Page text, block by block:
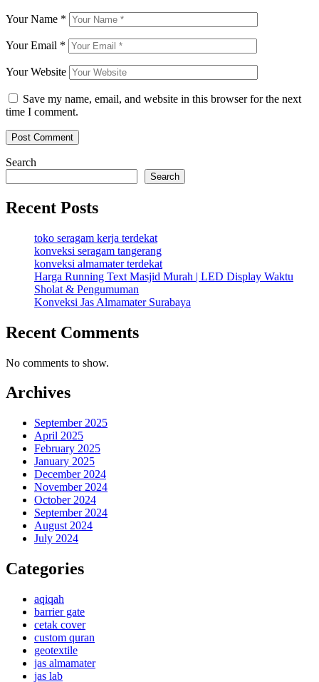
Your Name *
Your Email *
Your Website
Save my name, email, and website in this browser for the next
time I comment.
Search
Search
Recent Posts
toko seragam kerja terdekat
konveksi seragam tangerang
konveksi almamater terdekat
Harga Running Text Masjid Murah | LED Display Waktu
Sholat & Pengumuman
Konveksi Jas Almamater Surabaya
Recent Comments
No comments to show.
Archives
September 2025
April 2025
February 2025
January 2025
December 2024
November 2024
October 2024
September 2024
August 2024
July 2024
Categories
aqiqah
barrier gate
cetak cover
custom quran
geotextile
jas almamater
jas lab